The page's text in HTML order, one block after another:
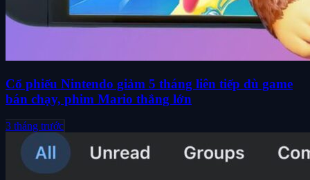
Cổ phiếu Nintendo giảm 5 tháng liên tiếp dù game
bán chạy, phim Mario thắng lớn
3 tháng trước